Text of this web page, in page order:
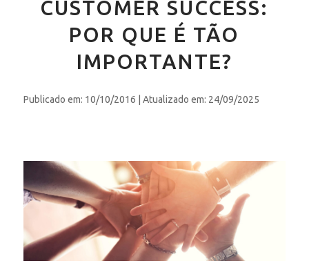
CUSTOMER SUCCESS:
POR QUE É TÃO
IMPORTANTE?
Publicado em: 10/10/2016 | Atualizado em: 24/09/2025